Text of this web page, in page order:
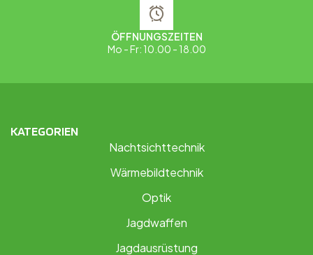
ÖFFNUNGSZEITEN
Mo - Fr: 10.00 - 18.00
KATEGORIEN
Nachtsichttechnik
Wärmebildtechnik
Optik
Jagdwaffen
Jagdausrüstung